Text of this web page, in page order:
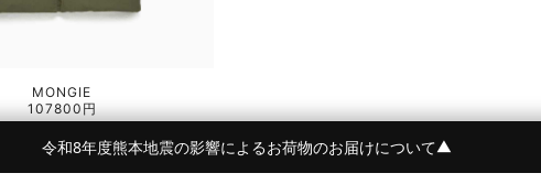
MONGIE
107800円
令和8年度熊本地震の影響によるお荷物のお届けについて▼